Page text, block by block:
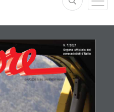
N.  7/2017
Organo  ufficiale  dei
paracadutisti d’Italia
Come FOLGORE dal cielo, come NEMBO di tempesta